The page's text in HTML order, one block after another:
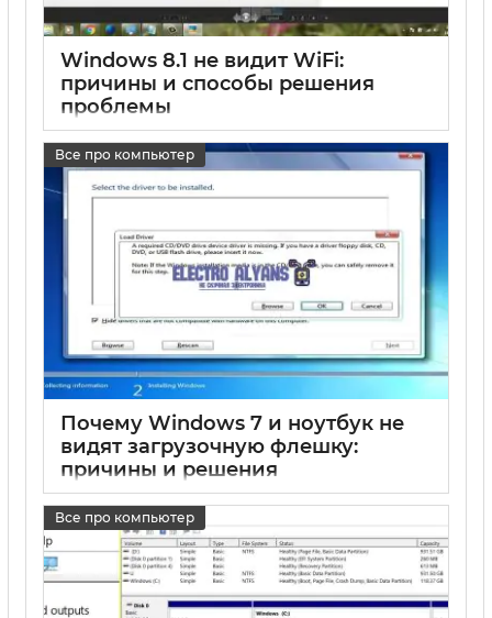
Windows 8.1 не видит WiFi:
причины и способы решения
проблемы
17 05 2025 0
Все про компьютер
Почему Windows 7 и ноутбук не
видят загрузочную флешку:
причины и решения
17 05 2025 0
Все про компьютер